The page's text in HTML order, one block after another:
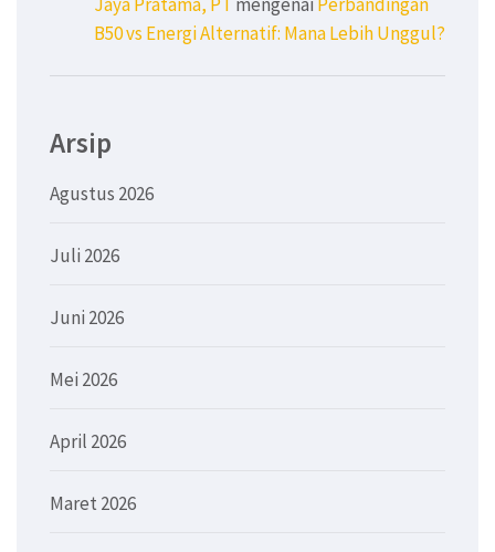
B50 vs Energi Alternatif: Mana Lebih Unggul?
Arsip
Agustus 2026
Juli 2026
Juni 2026
Mei 2026
April 2026
Maret 2026